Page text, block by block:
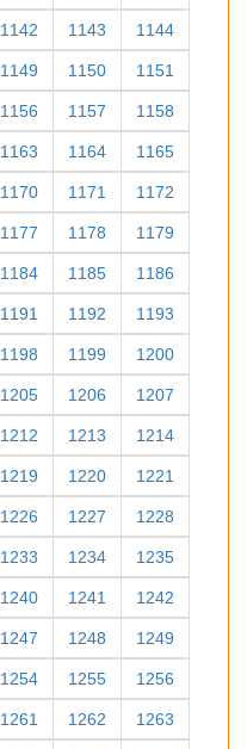
1142 1143 1144
1149 1150 1151
1156 1157 1158
1163 1164 1165
1170 1171 1172
1177 1178 1179
1184 1185 1186
1191 1192 1193
1198 1199 1200
1205 1206 1207
1212 1213 1214
1219 1220 1221
1226 1227 1228
1233 1234 1235
1240 1241 1242
1247 1248 1249
1254 1255 1256
1261 1262 1263